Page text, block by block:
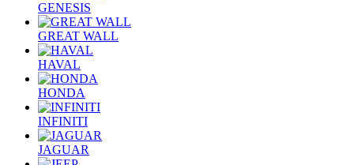
GENESIS
GREAT WALL
HAVAL
HONDA
INFINITI
JAGUAR